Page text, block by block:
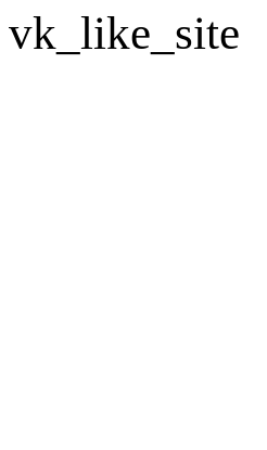
vk_like_site